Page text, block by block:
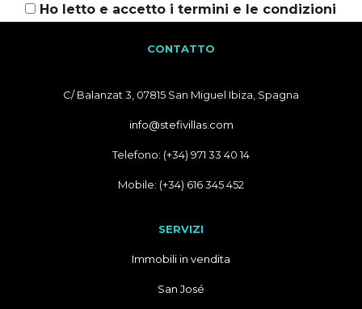
Ho letto e accetto i termini e le condizioni
CONTATTO
C/ Balanzat 3, 07815 San Miguel Ibiza, Spagna
info@stefivillas.com
Telefono: (+34) 971 33 40 14
Mobile: (+34) 616 345 452
SERVIZI
Immobili in vendita
San José